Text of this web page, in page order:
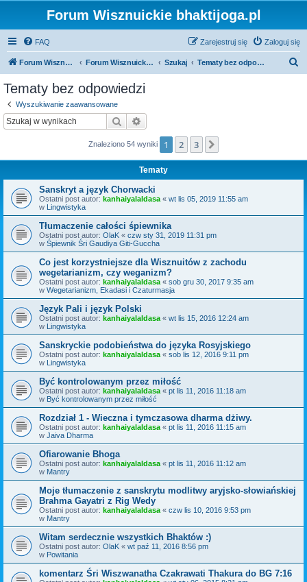
Forum Wisznuickie bhaktijoga.pl
FAQ Zaloguj się
Zarejestruj się
Forum Wisznuickie forum.bhaktijoga.pl Forum Wisznuickie forum.bhaktijoga.pl Szukaj Tematy bez odpowiedzi
Tematy bez odpowiedzi
Wyszukiwanie zaawansowane
Szukaj
Znaleziono 54 wyniki 1 2 3
Tematy
Sanskryt a język Chorwacki
Ostatni post autor: kanhaiyalaldasa « wt lis 05, 2019 11:55 am
w Lingwistyka
Tłumaczenie całości śpiewnika
Ostatni post autor: OlaK « czw sty 31, 2019 11:31 pm
w Śpiewnik Śri Gaudiya Giti-Guccha
Co jest korzystniejsze dla Wisznuitów z zachodu
wegetarianizm, czy weganizm?
Ostatni post autor: kanhaiyalaldasa « sob gru 30, 2017 9:35 am
w Wegetarianizm, Ekadasi i Czaturmasja
Język Pali i język Polski
Ostatni post autor: kanhaiyalaldasa « wt lis 15, 2016 12:24 am
w Lingwistyka
Sanskryckie podobieństwa do języka Rosyjskiego
Ostatni post autor: kanhaiyalaldasa « sob lis 12, 2016 9:11 pm
w Lingwistyka
Być kontrolowanym przez miłość
Ostatni post autor: kanhaiyalaldasa « pt lis 11, 2016 11:18 am
w Być kontrolowanym przez miłość
Rozdział 1 - Wieczna i tymczasowa dharma dżiwy.
Ostatni post autor: kanhaiyalaldasa « pt lis 11, 2016 11:15 am
w Jaiva Dharma
Ofiarowanie Bhoga
Ostatni post autor: kanhaiyalaldasa « pt lis 11, 2016 11:12 am
w Mantry
Moje tłumaczenie z sanskrytu modlitwy aryjsko-słowiańskiej
Brahma Gayatri z Rig Wedy
Ostatni post autor: kanhaiyalaldasa « czw lis 10, 2016 9:53 pm
w Mantry
Witam serdecznie wszystkich Bhaktów :)
Ostatni post autor: OlaK « wt paź 11, 2016 8:56 pm
w Powitania
komentarz Śri Wiszwanatha Czakrawati Thakura do BG 7:16